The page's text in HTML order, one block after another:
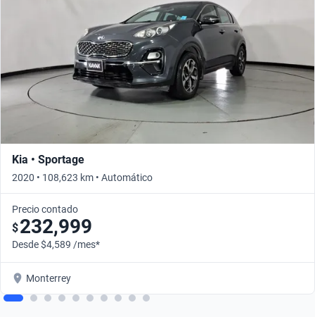
Kia • Sportage
2020 • 108,623 km • Automático
Precio contado
$232,999
Desde $4,589 /mes*
Monterrey